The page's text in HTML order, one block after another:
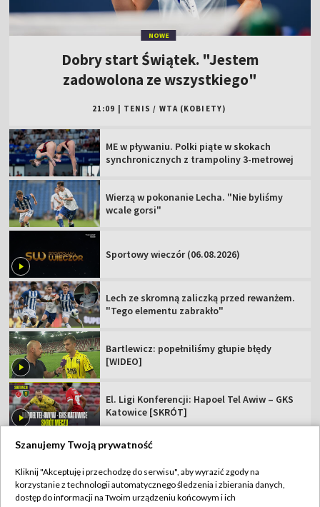
NOWE
Dobry start Świątek. "Jestem
zadowolona ze wszystkiego"
21:09 TENIS / WTA (KOBIETY)
ME w pływaniu. Polki piąte w skokach
synchronicznych z trampoliny 3-metrowej
Wierzą w pokonanie Lecha. "Nie byliśmy
wcale gorsi"
Sportowy wieczór (06.08.2026)
Lech ze skromną zaliczką przed rewanżem.
"Tego elementu zabrakło"
Bartlewicz: popełniliśmy głupie błędy
[WIDEO]
El. Ligi Konferencji: Hapoel Tel Awiw – GKS
Katowice [SKRÓT]
TVP
Szanujemy Twoją prywatność
Kliknij "Akceptuję i przechodzę do serwisu", aby wyrazić zgody na
korzystanie z technologii automatycznego śledzenia i zbierania danych,
dostęp do informacji na Twoim urządzeniu końcowym i ich